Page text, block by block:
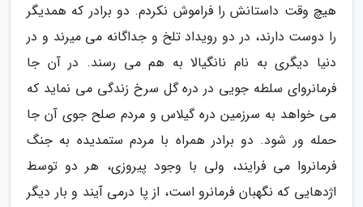
هیچ وقت داستانش را فراموش نکردم. دو برادر که همدیگر
را دوست دارند، در دو رویداد تلخ و جداگانه می میرند و در
دنیا دیگری به نام نانگیالا به هم می رسند. در آن جا
فرمانروای سلطه جویی در دره گل سرخ زندگی می نماید که
می خواهد به سرزمین دره گیلاس و مردم صلح جوی آن جا
حمله ور شود. دو برادر همراه با مردم ستمدیده به جنگ
فرمانروا می فرایند، ولی با وجود پیروزی، هر دو توسط
اژدهایی که نگهبان فرمانرو است، از پا درمی آیند و بار دیگر